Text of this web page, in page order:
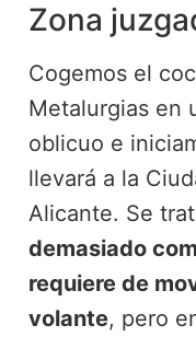
Zona
Cogemos el
Metalurgias en
oblicuo e
llevará a la
Alicante. Se
demasiado
requiere de
volante, pero